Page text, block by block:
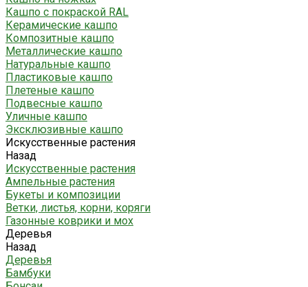
Кашпо с покраской RAL
Керамические кашпо
Композитные кашпо
Металлические кашпо
Натуральные кашпо
Пластиковые кашпо
Плетеные кашпо
Подвесные кашпо
Уличные кашпо
Эксклюзивные кашпо
Искусственные растения
Назад
Искусственные растения
Ампельные растения
Букеты и композиции
Ветки, листья, корни, коряги
Газонные коврики и мох
Деревья
Назад
Деревья
Бамбуки